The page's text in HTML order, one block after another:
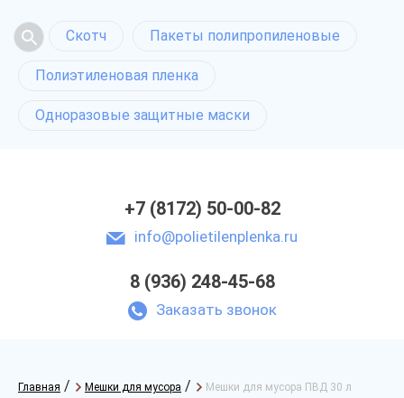
Скотч Пакеты полипропиленовые
Полиэтиленовая пленка
Одноразовые защитные маски
+7 (8172) 50-00-82
info@polietilenplenka.ru
8 (936) 248-45-68
Заказать звонок
Главная / Мешки для мусора / Мешки для мусора ПВД 30 л